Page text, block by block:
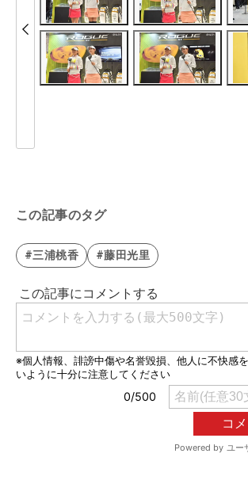
この記事のタグ
#三浦桃香 #藤田光里